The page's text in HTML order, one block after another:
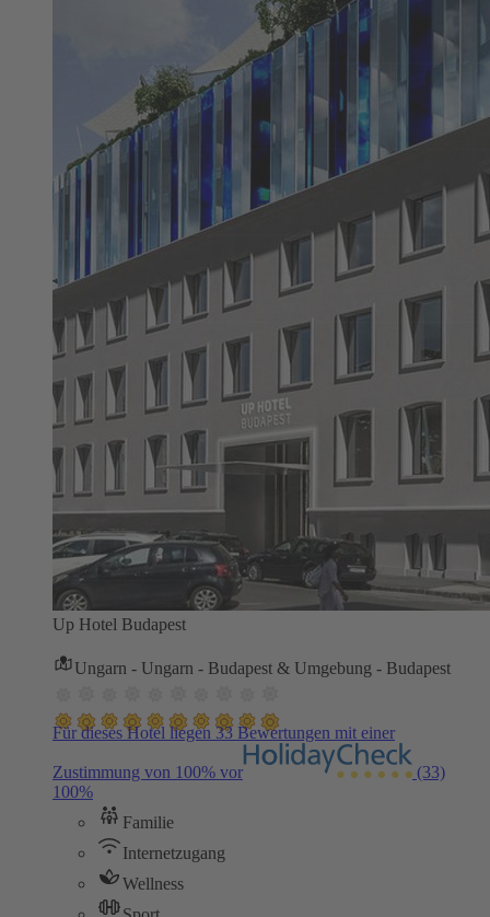
Up Hotel Budapest
Ungarn - Ungarn - Budapest & Umgebung - Budapest
Für dieses Hotel liegen 33 Bewertungen mit einer
Zustimmung von 100% vor
(33)
100%
Familie
Internetzugang
Wellness